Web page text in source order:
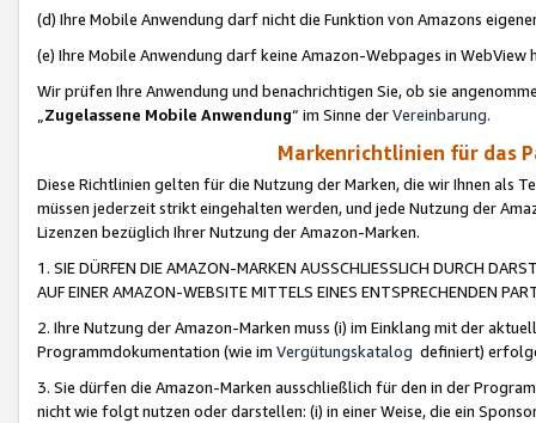
(d) Ihre Mobile Anwendung darf nicht die Funktion von Amazons
(e) Ihre Mobile Anwendung darf keine Amazon-Webpages in WebView
Wir prüfen Ihre Anwendung und benachrichtigen Sie, ob sie
„Zugelassene Mobile Anwendung“ im Sinne derVereinbarung.
Markenrichtlinien für das
Diese Richtlinien gelten für die Nutzung der Marken, die wir Ihnen als
müssen jederzeit strikt eingehalten werden, und jede Nutzung der
Lizenzen bezüglich Ihrer Nutzung der Amazon-Marken.
1. SIE DÜRFEN DIE AMAZON-MARKEN AUSSCHLIESSLICH DURCH
AUF EINER AMAZON-WEBSITE MITTELS EINES ENTSPRECHENDEN
2. Ihre Nutzung der Amazon-Marken muss (i) im Einklang mit der
Programmdokumentation (wie im Vergütungskatalog definiert)
3. Sie dürfen die Amazon-Marken ausschließlich für den in der
nicht wie folgt nutzen oder darstellen: (i) in einer Weise, die ein